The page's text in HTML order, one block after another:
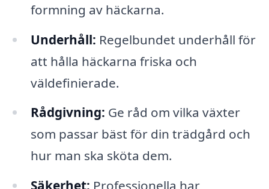
formning av häckarna.
Underhåll: Regelbundet underhåll för
att hålla häckarna friska och
väldefinierade.
Rådgivning: Ge råd om vilka växter
som passar bäst för din trädgård och
hur man ska sköta dem.
Säkerhet: Professionella har